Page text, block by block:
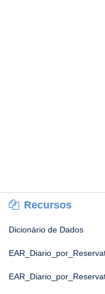
Recursos
Dicionário de Dados